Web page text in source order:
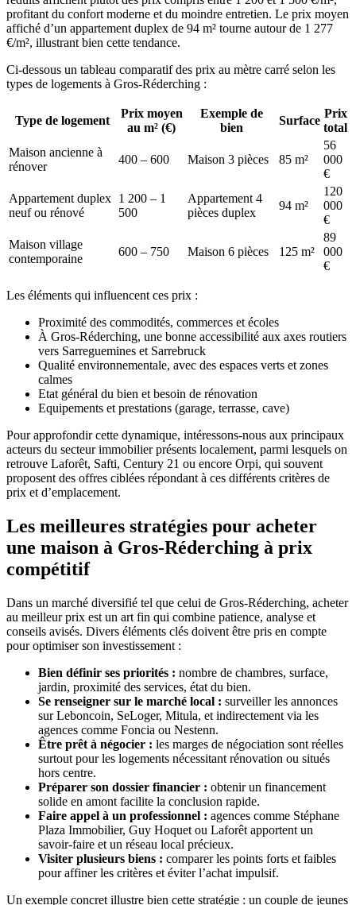
profitant du confort moderne et du moindre entretien. Le prix moyen
affiché d’un appartement duplex de 94 m² tourne autour de 1 277
€/m², illustrant bien cette tendance.
Ci-dessous un tableau comparatif des prix au mètre carré selon les
types de logements à Gros-Réderching :
Type de logement
Prix moyen
au m² (€)
Exemple de
bien
Surface
Prix
total
Maison ancienne à
rénover
400 – 600 Maison 3 pièces 85 m²
56
000
€
Appartement duplex
neuf ou rénové
1 200 – 1
500
Appartement 4
pièces duplex
94 m²
120
000
€
Maison village
contemporaine
600 – 750 Maison 6 pièces 125 m²
89
000
€
Les éléments qui influencent ces prix :
Proximité des commodités, commerces et écoles
À Gros-Réderching, une bonne accessibilité aux axes routiers
vers Sarreguemines et Sarrebruck
Qualité environnementale, avec des espaces verts et zones
calmes
Etat général du bien et besoin de rénovation
Equipements et prestations (garage, terrasse, cave)
Pour approfondir cette dynamique, intéressons-nous aux principaux
acteurs du secteur immobilier présents localement, parmi lesquels on
retrouve Laforêt, Safti, Century 21 ou encore Orpi, qui souvent
proposent des offres ciblées répondant à ces différents critères de
prix et d’emplacement.
Les meilleures stratégies pour acheter
une maison à Gros-Réderching à prix
compétitif
Dans un marché diversifié tel que celui de Gros-Réderching, acheter
au meilleur prix est un art fin qui combine patience, analyse et
conseils avisés. Divers éléments clés doivent être pris en compte
pour optimiser son investissement :
Bien définir ses priorités : nombre de chambres, surface,
jardin, proximité des services, état du bien.
Se renseigner sur le marché local : surveiller les annonces
sur Leboncoin, SeLoger, Mitula, et indirectement via les
agences comme Foncia ou Nestenn.
Être prêt à négocier : les marges de négociation sont réelles
surtout pour les logements nécessitant rénovation ou situés
hors centre.
Préparer son dossier financier : obtenir un financement
solide en amont facilite la conclusion rapide.
Faire appel à un professionnel : agences comme Stéphane
Plaza Immobilier, Guy Hoquet ou Laforêt apportent un
savoir-faire et un réseau local précieux.
Visiter plusieurs biens : comparer les points forts et faibles
pour affiner les critères et éviter l’achat impulsif.
Un exemple concret illustre bien cette stratégie : un couple de jeunes